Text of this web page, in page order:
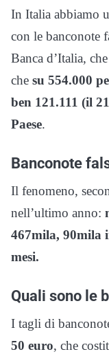
In Italia abbiamo
con le banconote
Banca d’Italia,
che su 554.000
ben 121.111 (il
Paese.
Banconote
Il fenomeno,
nell’ultimo anno:
467mila, 90mila
mesi.
Quali sono le
I tagli di
50 euro, che